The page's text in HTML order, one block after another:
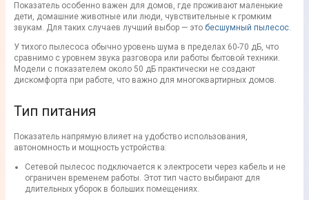
Показатель особенно важен для домов, где проживают маленькие
дети, домашние животные или люди, чувствительные к громким
звукам. Для таких случаев лучший выбор — это бесшумный пылесос.
Утихого пылесоса обычно уровень шума в пределах 60-70 дБ, что
сравнимо с уровнем звука разговора или работы бытовой техники.
Модели с показателем около 50 дБ практически не создают
дискомфорта при работе, что важно для многоквартирных домов.
Тип питания
Показатель напрямую влияет на удобство использования,
автономность и мощность устройства:
Сетевой пылесос подключается к электросети через кабель и не
ограничен временем работы. Этот тип часто выбирают для
длительных уборок в больших помещениях.